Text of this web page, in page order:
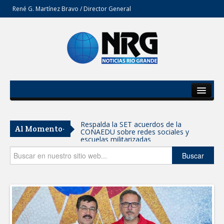
René G. Martínez Bravo / Director General
Del Estado
Secciones
Opinión
Al Momento- Respalda la SET acuerdos de la
CONAEDU sobre redes sociales y
escuelas militarizadas
AVANZAN TRABAJOS DE
MANTIENE EL RITMO DE LAS OBRAS
PRIORITARIAS
Atendió Protección Civil de Reynosa
reportes ante lluvias
Buscar